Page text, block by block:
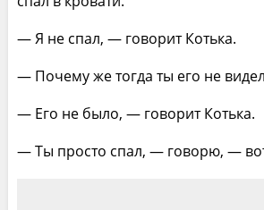
— Я не спал, — говорит Котька.
— Почему же тогда ты его не
— Его не было, — говорит Котька.
— Ты просто спал, — говорю, —